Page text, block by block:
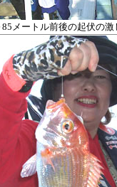
85 メートル前後の起伏の